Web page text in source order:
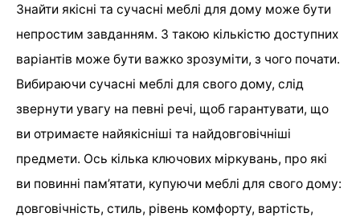
Знайти якісні та сучасні меблі для дому може бути
непростим завданням. З такою кількістю доступних
варіантів може бути важко зрозуміти, з чого почати.
Вибираючи сучасні меблі для свого дому, слід
звернути увагу на певні речі, щоб гарантувати, що
ви отримаєте найякісніші та найдовговічніші
предмети. Ось кілька ключових міркувань, про які
ви повинні пам’ятати, купуючи меблі для свого дому:
довговічність, стиль, рівень комфорту, вартість,